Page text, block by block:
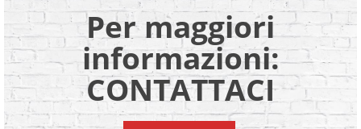
Per maggiori
informazioni:
CONTATTACI